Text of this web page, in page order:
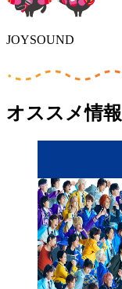
JOYSOUND
オススメ情報